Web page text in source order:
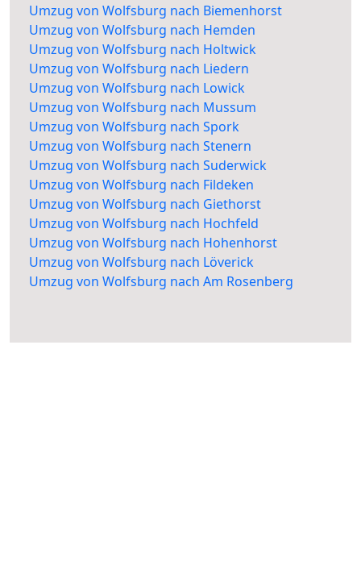
Umzug von Wolfsburg nach Biemenhorst
Umzug von Wolfsburg nach Hemden
Umzug von Wolfsburg nach Holtwick
Umzug von Wolfsburg nach Liedern
Umzug von Wolfsburg nach Lowick
Umzug von Wolfsburg nach Mussum
Umzug von Wolfsburg nach Spork
Umzug von Wolfsburg nach Stenern
Umzug von Wolfsburg nach Suderwick
Umzug von Wolfsburg nach Fildeken
Umzug von Wolfsburg nach Giethorst
Umzug von Wolfsburg nach Hochfeld
Umzug von Wolfsburg nach Hohenhorst
Umzug von Wolfsburg nach Löverick
Umzug von Wolfsburg nach Am Rosenberg